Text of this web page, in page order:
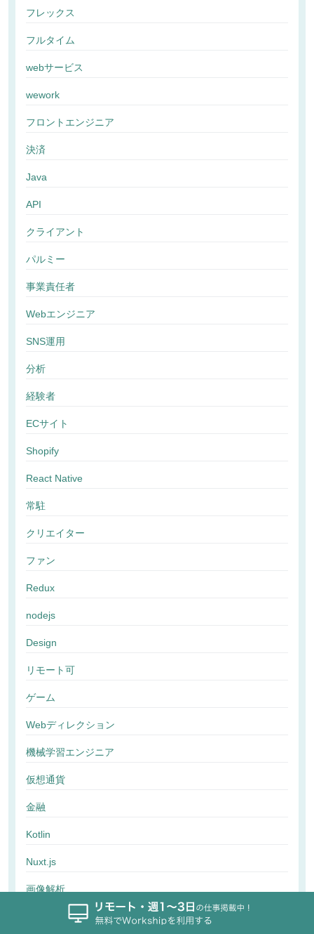
フレックス
フルタイム
webサービス
wework
フロントエンジニア
決済
Java
API
クライアント
パルミー
事業責任者
Webエンジニア
SNS運用
分析
経験者
ECサイト
Shopify
React Native
常駐
クリエイター
ファン
Redux
nodejs
Design
リモート可
ゲーム
Webディレクション
機械学習エンジニア
仮想通貨
金融
Kotlin
Nuxt.js
画像解析